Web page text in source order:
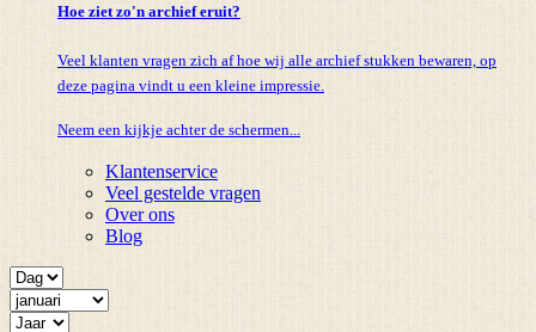
Hoe ziet zo'n archief eruit?
Veel klanten vragen zich af hoe wij alle archief stukken bewaren, op
deze pagina vindt u een kleine impressie.
Neem een kijkje achter de schermen...
Klantenservice
Veel gestelde vragen
Over ons
Blog